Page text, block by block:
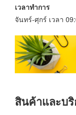
เวลาทำการ
จันทร์-ศุกร์ เวลา
สินค้าและบ